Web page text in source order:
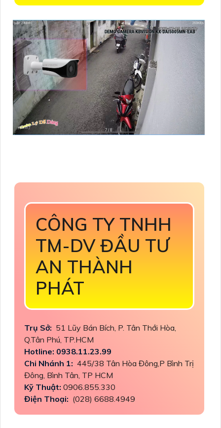
CÔNG TY TNHH
TM-DV ĐẦU TƯ
AN THÀNH
PHÁT
Trụ Sở: 51 Lũy Bán Bích, P. Tân Thới Hòa,
Q.Tân Phú, TP.HCM
Hotline: 0938.11.23.99
Chi Nhánh 1: 445/38 Tân Hòa Đông,P Bình Trị
Đông, Bình Tân, TP HCM
Kỹ Thuật: 0906.855.330
Điện Thoại: (028) 6688.4949